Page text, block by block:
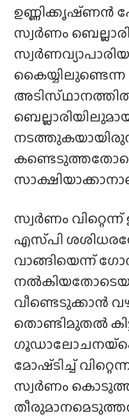
ഉണ്ണിക്കൃഷ്‌ണൻ
സ്വർണം
കൈയ്യിലുണ്ടെന്ന
സ്വർണം
എസ്‌പി
വാങ്ങിയെന്ന്
വീണ്ടെടുക്കാൻ
തൊണ്ടിമുതൽ
മോഷ്‌ടിച്ച്
സ്വർണം